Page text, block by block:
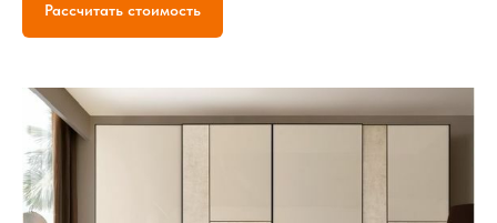
Рассчитать стоимость